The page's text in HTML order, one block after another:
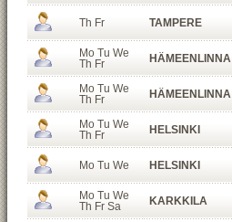
Th Fr TAMPERE
Mo Tu We
Th Fr
HÄMEENLINNA
Mo Tu We
Th Fr
HÄMEENLINNA
Mo Tu We
Th Fr
HELSINKI
Mo Tu We HELSINKI
Mo Tu We
Th Fr Sa
KARKKILA